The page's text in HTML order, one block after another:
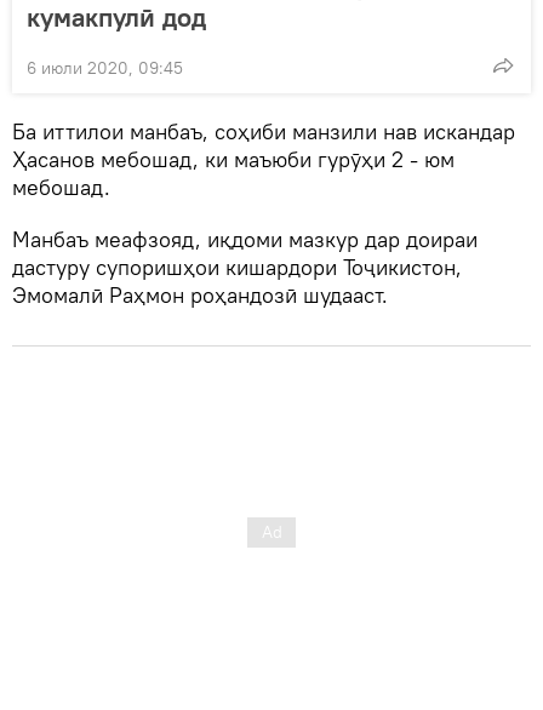
кумакпулӣ дод
6 июли 2020, 09:45
Ба иттилои манбаъ, соҳиби манзили нав искандар
Ҳасанов мебошад, ки маъюби гурӯҳи 2 - юм
мебошад.
Манбаъ меафзояд, иқдоми мазкур дар доираи
дастуру супоришҳои кишардори Тоҷикистон,
Эмомалӣ Раҳмон роҳандозӣ шудааст.